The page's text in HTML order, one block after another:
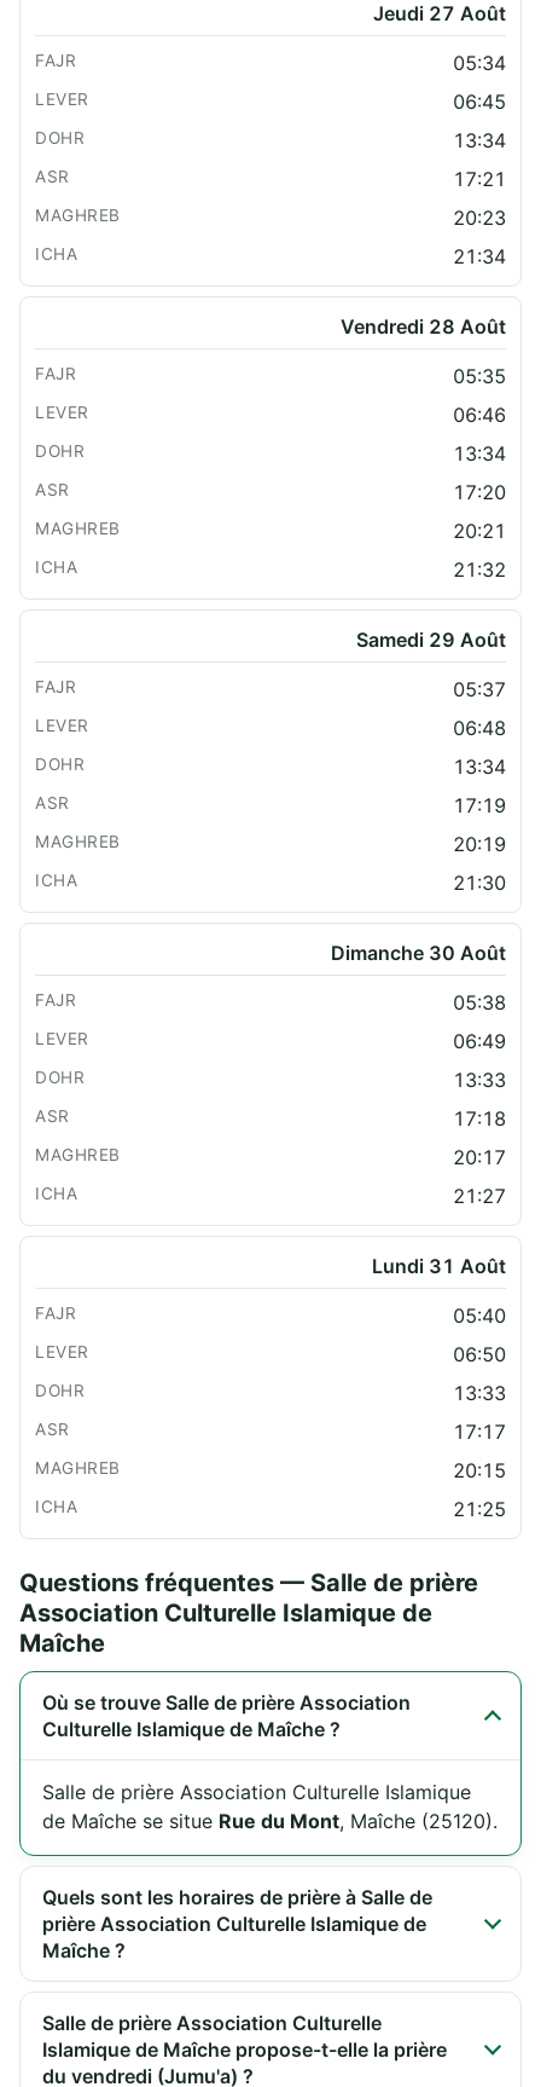
Jeudi 27 Août
05:34
06:45
13:34
17:21
20:23
21:34
Vendredi 28 Août
05:35
06:46
13:34
17:20
20:21
21:32
Samedi 29 Août
05:37
06:48
13:34
17:19
20:19
21:30
Dimanche 30 Août
05:38
06:49
13:33
17:18
20:17
21:27
Lundi 31 Août
05:40
06:50
13:33
17:17
20:15
21:25
Questions fréquentes — Salle de prière
Association Culturelle Islamique de
Maîche
Où se trouve Salle de prière Association
Culturelle Islamique de Maîche ?
Salle de prière Association Culturelle Islamique
de Maîche se situe Rue du Mont, Maîche (25120).
Quels sont les horaires de prière à Salle de
prière Association Culturelle Islamique de
Maîche ?
Salle de prière Association Culturelle
Islamique de Maîche propose-t-elle la prière
du vendredi (Jumu'a) ?